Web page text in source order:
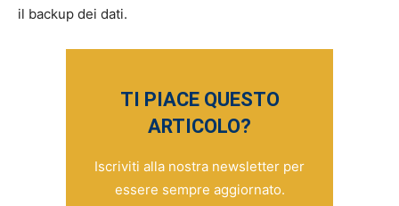
il backup dei dati.
TI PIACE QUESTO
ARTICOLO?
Iscriviti alla nostra newsletter per
essere sempre aggiornato.